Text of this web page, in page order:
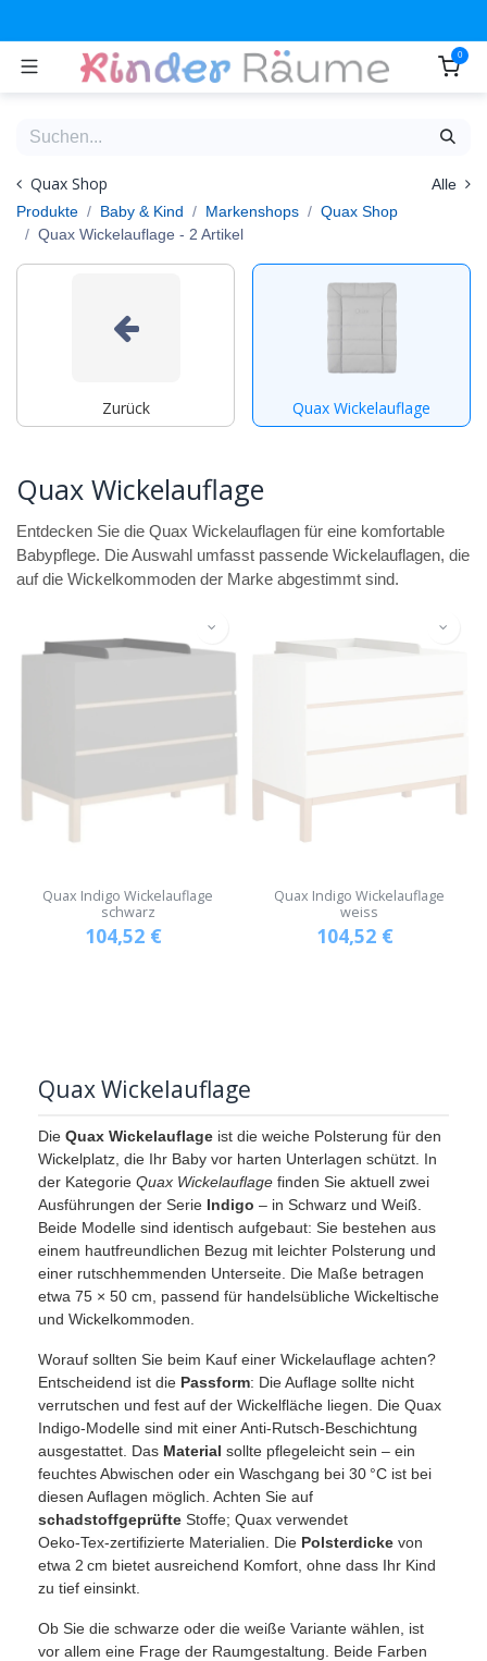
0
Quax Shop
Alle
Produkte
Baby & Kind Markenshops
Quax Shop
Quax Wickelauflage - 2 Artikel
Zurück Quax Wickelauflage
Quax Wickelauflage
Entdecken Sie die Quax Wickelauflagen für eine komfortable
Babypflege. Die Auswahl umfasst passende Wickelauflagen, die
auf die Wickelkommoden der Marke abgestimmt sind.
Quax Indigo Wickelauflage
schwarz
104,52 €
Quax Indigo Wickelauflage
weiss
104,52 €
Quax Wickelauflage
Die Quax Wickelauflage ist die weiche Polsterung für den
Wickelplatz, die Ihr Baby vor harten Unterlagen schützt. In
der Kategorie Quax Wickelauflage finden Sie aktuell zwei
Ausführungen der Serie Indigo – in Schwarz und Weiß.
Beide Modelle sind identisch aufgebaut: Sie bestehen aus
einem hautfreundlichen Bezug mit leichter Polsterung und
einer rutschhemmenden Unterseite. Die Maße betragen
etwa 75 × 50 cm, passend für handelsübliche Wickeltische
und Wickelkommoden.
Worauf sollten Sie beim Kauf einer Wickelauflage achten?
Entscheidend ist die Passform: Die Auflage sollte nicht
verrutschen und fest auf der Wickelfläche liegen. Die Quax
Indigo‑Modelle sind mit einer Anti‑Rutsch‑Beschichtung
ausgestattet. Das Material sollte pflegeleicht sein – ein
feuchtes Abwischen oder ein Waschgang bei 30 °C ist bei
diesen Auflagen möglich. Achten Sie auf
schadstoffgeprüfte Stoffe; Quax verwendet
Oeko‑Tex‑zertifizierte Materialien. Die Polsterdicke von
etwa 2 cm bietet ausreichend Komfort, ohne dass Ihr Kind
zu tief einsinkt.
Ob Sie die schwarze oder die weiße Variante wählen, ist
vor allem eine Frage der Raumgestaltung. Beide Farben